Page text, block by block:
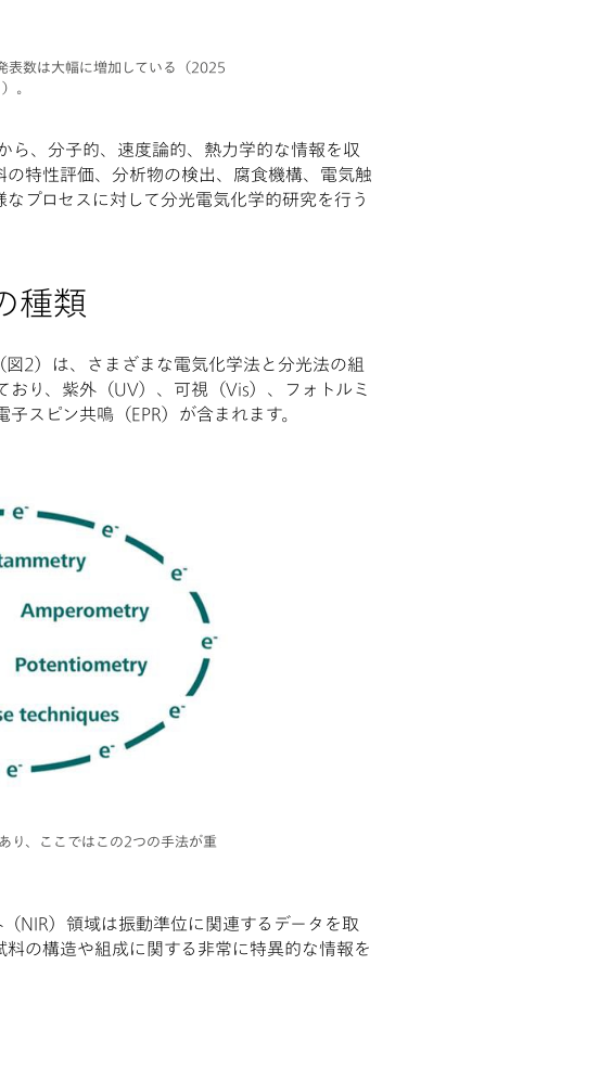
表数は大幅に増加している（2025
。
ら、分子的、速度論的、熱力学的な情報を収
特性評価、分析物の検出、腐食機構、電気触
プロセスに対して分光電気化学的研究を行う
種類
2）は、さまざまな電気化学法と分光法の組
り、紫外（UV）、可視（Vis）、フォトルミ
スピン共鳴（EPR）が含まれます。
り、ここではこの2つの手法が重
NIR）領域は振動準位に関連するデータを取
の構造や組成に関する非常に特異的な情報を